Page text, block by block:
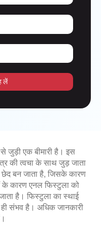
लें
जुड़ी एक बीमारी है। इस
की त्वचा के साथ जुड़ जाता
बन जाता है, जिसके कारण
के कारण एनल फिस्टुला को
है। फिस्टुला का स्थाई
संभव है। अधिक जानकारी